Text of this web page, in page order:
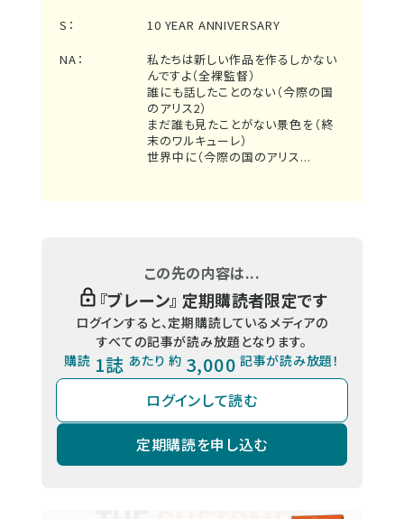
S：
10 YEAR ANNIVERSARY
NA：
私たちは新しい作品を作るしかない
んですよ（全裸監督）
誰にも話したことのない（今際の国
のアリス2）
まだ誰も見たことがない景色を（終
末のワルキューレ）
世界中に（今際の国のアリス...
この先の内容は...
『ブレーン』 定期購読者限定です
ログインすると、定期購読しているメディアの
すべての記事が読み放題となります。
購読 1誌 あたり 約 3,000 記事が読み放題！
ログインして読む
定期購読を申し込む